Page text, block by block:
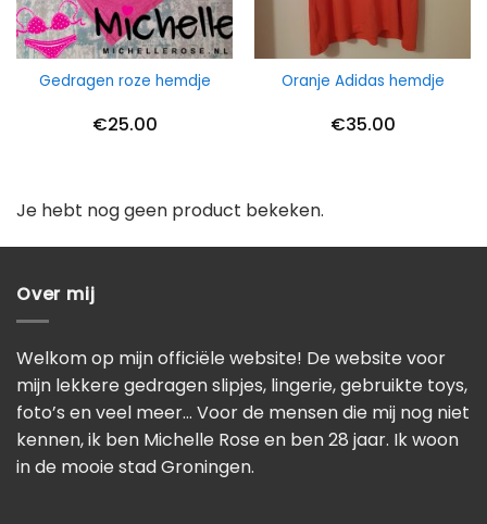
Gedragen roze hemdje
€25.00
Oranje Adidas hemdje
€35.00
Je hebt nog geen product bekeken.
Over mij
Welkom op mijn officiële website! De website voor
mijn lekkere gedragen slipjes, lingerie, gebruikte toys,
foto’s en veel meer… Voor de mensen die mij nog niet
kennen, ik ben Michelle Rose en ben 28 jaar. Ik woon
in de mooie stad Groningen.